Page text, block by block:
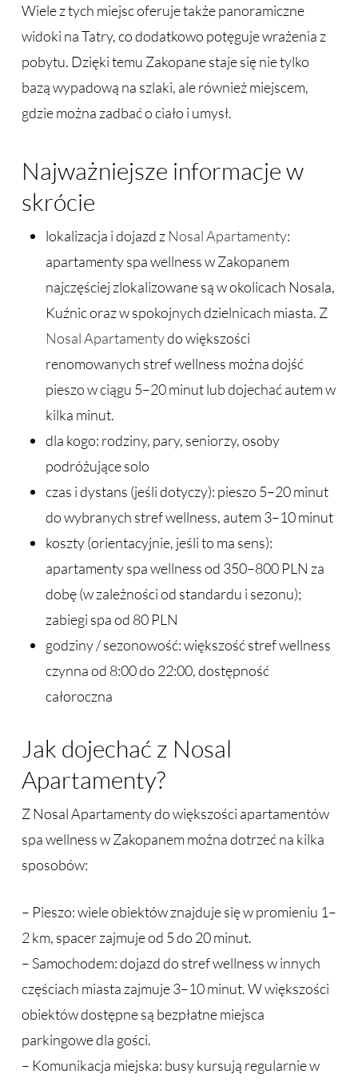
Wiele z tych miejsc oferuje także panoramiczne
widoki na Tatry, co dodatkowo potęguje wrażenia z
pobytu. Dzięki temu Zakopane staje się nie tylko
bazą wypadową na szlaki, ale również miejscem,
gdzie można zadbać o ciało i umysł.
Najważniejsze informacje w
skrócie
lokalizacja i dojazd z Nosal Apartamenty:
apartamenty spa wellness w Zakopanem
najczęściej zlokalizowane są w okolicach Nosala,
Kuźnic oraz w spokojnych dzielnicach miasta. Z
Nosal Apartamentydo większości
renomowanych stref wellness można dojść
pieszo w ciągu 5–20 minut lub dojechać autem w
kilka minut.
dla kogo: rodziny, pary, seniorzy, osoby
podróżujące solo
czas i dystans (jeśli dotyczy): pieszo 5–20 minut
do wybranych stref wellness, autem 3–10 minut
koszty (orientacyjnie, jeśli to ma sens):
apartamenty spa wellness od 350–800 PLN za
dobę (w zależności od standardu i sezonu);
zabiegi spa od 80 PLN
godziny / sezonowość: większość stref wellness
czynna od 8:00 do 22:00, dostępność
całoroczna
Jak dojechać z Nosal
Apartamenty?
Z Nosal Apartamenty do większości apartamentów
spa wellness w Zakopanem można dotrzeć na kilka
sposobów:
– Pieszo: wiele obiektów znajduje się w promieniu 1–
2 km, spacer zajmuje od 5 do 20 minut.
– Samochodem: dojazd do stref wellness w innych
częściach miasta zajmuje 3–10 minut. W większości
obiektów dostępne są bezpłatne miejsca
parkingowe dla gości.
– Komunikacja miejska: busy kursują regularnie w